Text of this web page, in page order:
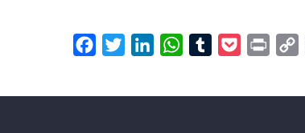
FacebookTwitterLinkedInWhatsAppTumblrPocketPrint